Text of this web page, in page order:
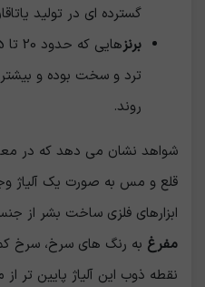
گسترده ای در تولید
برنز
ترد و سخت بوده و
روند.
شواهد نشان می دهد که در
قلع و مس به صورت یک آلیاژ
ابزارهای فلزی ساخت بشر از
مفرغ به رنگ های سرخ، سرخ
نقطه ذوب این آلیاژ پایین تر